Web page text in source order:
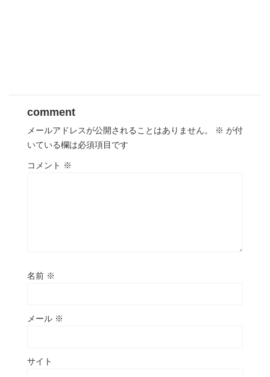
comment
メールアドレスが公開されることはありません。 ※ が付
いている欄は必須項目です
コメント ※
名前 ※
メール ※
サイト